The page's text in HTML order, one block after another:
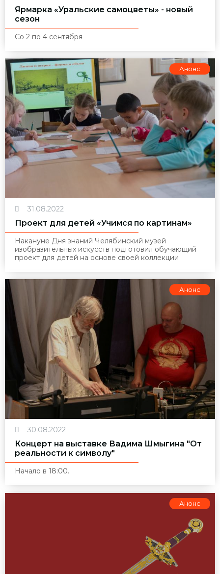
Ярмарка «Уральские самоцветы» - новый
сезон
Со 2 по 4 сентября
Анонс
31.08.2022
Проект для детей «Учимся по картинам»
Накануне Дня знаний Челябинский музей
изобразительных искусств подготовил обучающий
проект для детей на основе своей коллекции
Анонс
30.08.2022
Концерт на выставке Вадима Шмыгина "От
реальности к символу"
Начало в 18:00.
Анонс